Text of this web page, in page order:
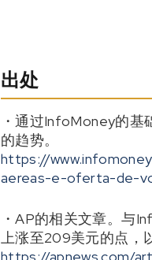
出处
・通过InfoMoney的基
的趋势。
https://
aereas-e-oferta-de-
・AP的相关文章。与
上涨至209美元的点，